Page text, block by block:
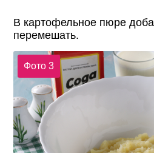
В картофельное пюре
перемешать.
Фото 3